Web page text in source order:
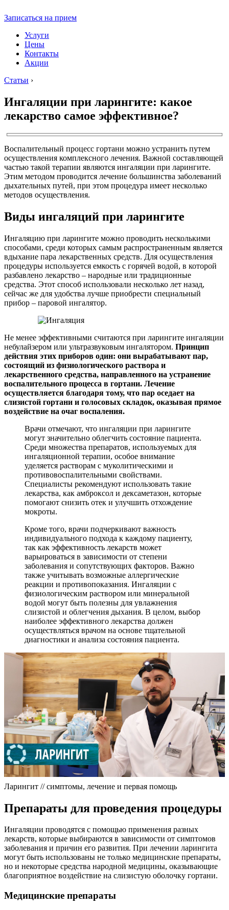
Записаться на прием
Услуги
Цены
Контакты
Акции
Статьи ›
Ингаляции при ларингите: какое
лекарство самое эффективное?
Воспалительный процесс гортани можно устранить путем
осуществления комплексного лечения. Важной составляющей
частью такой терапии являются ингаляции при ларингите.
Этим методом проводится лечение большинства заболеваний
дыхательных путей, при этом процедура имеет несколько
методов осуществления.
Виды ингаляций при ларингите
Ингаляцию при ларингите можно проводить несколькими
способами, среди которых самым распространенным является
вдыхание пара лекарственных средств. Для осуществления
процедуры используется емкость с горячей водой, в которой
разбавлено лекарство – народные или традиционные
средства. Этот способ использовали несколько лет назад,
сейчас же для удобства лучше приобрести специальный
прибор – паровой ингалятор.
Не менее эффективными считаются при ларингите ингаляции
небулайзером или ультразвуковым ингалятором. Принцип
действия этих приборов один: они вырабатывают пар,
состоящий из физиологического раствора и
лекарственного средства, направленного на устранение
воспалительного процесса в гортани. Лечение
осуществляется благодаря тому, что пар оседает на
слизистой гортани и голосовых складок, оказывая прямое
воздействие на очаг воспаления.
Врачи отмечают, что ингаляции при ларингите
могут значительно облегчить состояние пациента.
Среди множества препаратов, используемых для
ингаляционной терапии, особое внимание
уделяется растворам с муколитическими и
противовоспалительными свойствами.
Специалисты рекомендуют использовать такие
лекарства, как амброксол и дексаметазон, которые
помогают снизить отек и улучшить отхождение
мокроты.
Кроме того, врачи подчеркивают важность
индивидуального подхода к каждому пациенту,
так как эффективность лекарств может
варьироваться в зависимости от степени
заболевания и сопутствующих факторов. Важно
также учитывать возможные аллергические
реакции и противопоказания. Ингаляции с
физиологическим раствором или минеральной
водой могут быть полезны для увлажнения
слизистой и облегчения дыхания. В целом, выбор
наиболее эффективного лекарства должен
осуществляться врачом на основе тщательной
диагностики и анализа состояния пациента.
Ларингит // симптомы, лечение и первая помощь
Препараты для проведения процедуры
Ингаляции проводятся с помощью применения разных
лекарств, которые выбираются в зависимости от симптомов
заболевания и причин его развития. При лечении ларингита
могут быть использованы не только медицинские препараты,
но и некоторые средства народной медицины, оказывающие
благоприятное воздействие на слизистую оболочку гортани.
Медицинские препараты